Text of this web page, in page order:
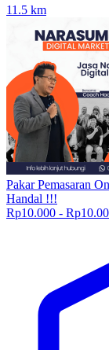
11.5 km
Pakar Pemasaran
Handal !!!
Rp10.000 -